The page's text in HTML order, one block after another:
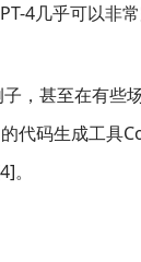
4几乎可以
，甚至在有些
代码生成工具